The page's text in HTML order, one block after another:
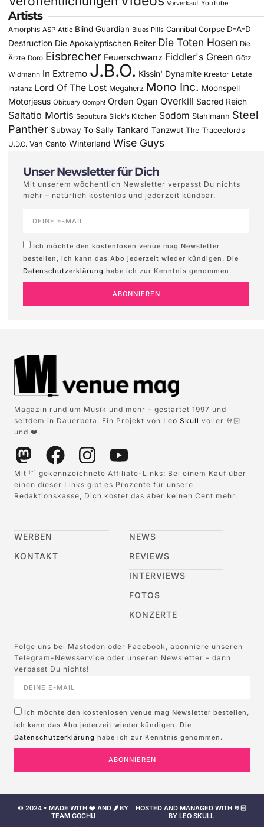
Vorverkauf YouTube
Artists
Amorphis ASP Attic Blind Guardian Blues Pills Cannibal Corpse D-A-D
Destruction Die Apokalyptischen Reiter Die Toten Hosen Die
Ärzte Doro Eisbrecher Feuerschwanz Fiddler's Green Götz
Widmann In Extremo J.B.O. Kissin' Dynamite Kreator Letzte
Instanz Lord Of The Lost Megaherz Mono Inc. Moonspell
Motorjesus Obituary Oomph! Orden Ogan Overkill Sacred Reich
Saltatio Mortis Sepultura Slick's Kitchen Sodom Stahlmann Steel
Panther Subway To Sally Tankard Tanzwut The Traceelords
U.D.O. Van Canto Winterland Wise Guys
Unser Newsletter für Dich
Mit unserem wöchentlich Newsletter verpasst Du nichts
mehr – natürlich kostenlos und jederzeit kündbar.
Ich möchte den kostenlosen venue mag Newsletter
bestellen, ich kann das Abo jederzeit wieder kündigen. Die
Datenschutzerklärung habe ich zur Kenntnis genommen.
ABONNIEREN
Magazin rund um Musik und mehr – gestartet 1997 und
seitdem in Dauerbeta. Ein Projekt von Leo Skull voller 🤘🏻
und ❤️.
Mit (*)
gekennzeichnete Affiliate-Links: Bei einem Kauf über
einen dieser Links gibt es Prozente für unsere
Redaktionskasse, Dich kostet das aber keinen Cent mehr.
WERBEN
KONTAKT
NEWS
REVIEWS
INTERVIEWS
FOTOS
KONZERTE
Folge uns bei Mastodon oder Facebook, abonniere unseren
Telegram-Newsservice oder unseren Newsletter – dann
verpasst Du nichts!
Ich möchte den kostenlosen venue mag Newsletter bestellen,
ich kann das Abo jederzeit wieder kündigen. Die
Datenschutzerklärung habe ich zur Kenntnis genommen.
ABONNIEREN
© 2024 • MADE WITH ❤️ AND 🌶️ BY
TEAM GOCHU
HOSTED AND MANAGED WITH 🤘🏻
BY LEO SKULL